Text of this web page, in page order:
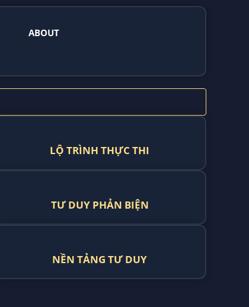
ABOUT
LỘ TRÌNH THỰC THI
TƯ DUY PHẢN BIỆN
NỀN TẢNG TƯ DUY